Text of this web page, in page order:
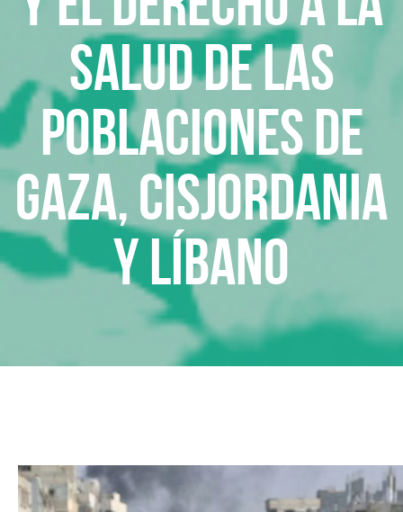
SALUD DE LAS
POBLACIONES DE
GAZA, CISJORDANIA
Y LÍBANO